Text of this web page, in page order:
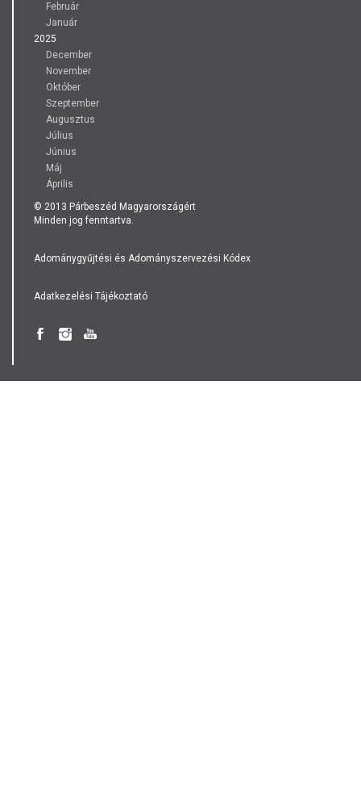
Február
Január
2025
December
November
Október
Szeptember
Augusztus
Július
Június
Máj
Április
© 2013 Párbeszéd Magyarországért
Minden jog fenntartva.
Adománygyűjtési és Adományszervezési Kódex
Adatkezelési Tájékoztató